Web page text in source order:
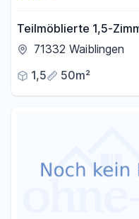
Teilmöblierte 1,5-
PKW-Stellplatz in
71332 Waiblingen
1,5
50m²